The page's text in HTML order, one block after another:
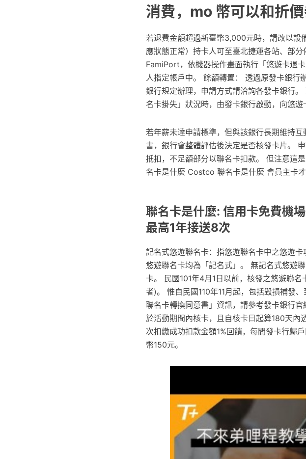
消費，mo 幣可以和折價
若退費金額超過新臺幣3,000元時，請改以設
應狀態正常）持卡人可至臺北捷運各站、部
FamiPort，依機器操作畫面執行「悠遊卡退
人指定帳戶中。 餘額轉置： 透過原發卡銀行
銀行規定辦理，申請方式請洽詢各發卡銀行
名卡掛失」狀況時，由發卡銀行啟動，向悠遊
若年薪未達申請標準，但與該銀行長期維持
書，銀行會整體評估後決定是否核發卡片。
抵扣，不足額部分以聯名卡扣款。 但注意這
名卡是什麼 Costco 聯名卡是什麼 會員主卡才
聯名卡是什麼: 信用卡免費機
最高1年接送8次
記名式悠遊聯名卡：指悠遊聯名卡中之悠遊
悠遊聯名卡均為「記名式」。 無記名式悠遊
卡。 民國101年4月1日以前，核發之悠遊聯
者)。 惟自民國110年11月起，包括毀損補發
聯名卡轉換同意書」資訊，請參考發卡銀行
於活動期間內核卡，且自核卡日起算180天內
次扣繳成功扣款金額1%回饋，每間發卡行歸
幣150元。